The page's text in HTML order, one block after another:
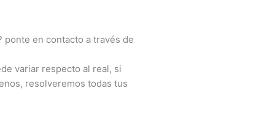
en contacto a través de
variar respecto al real, si
resolveremos todas tus